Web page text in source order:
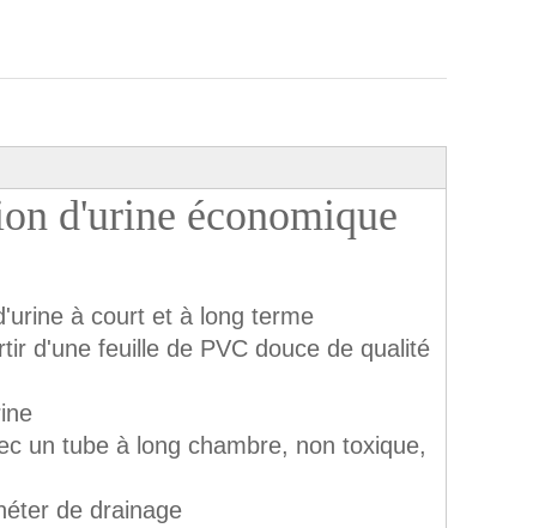
d'urine économique
à court et à long terme
d'une feuille de PVC douce de qualité
un tube à long chambre, non toxique,
de drainage